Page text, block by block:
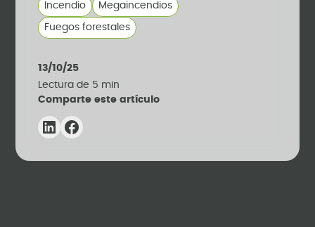
Incendio Megaincendios
Fuegos forestales
13/10/25
Lectura de 5 min
Comparte este artículo